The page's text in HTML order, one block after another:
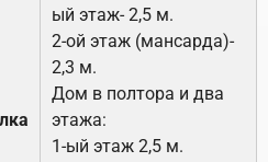
ый этаж- 2,5 м.
2-ой этаж (мансарда)-
2,3 м.
Дом в полтора и два
этажа:
1-ый этаж 2,5 м.